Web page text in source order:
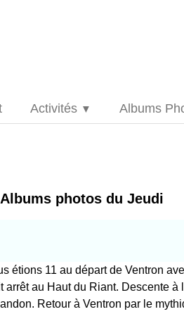
Activités ▼ Albums
Albums photos du Jeudi
étions 11 au départ de Ventron
arrêt au Haut du Riant. Descente
Retour à Ventron par le